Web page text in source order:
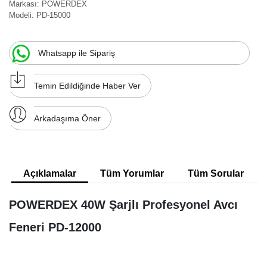
Markası: POWERDEX
Modeli: PD-15000
Whatsapp ile Sipariş
Temin Edildiğinde Haber Ver
Arkadaşıma Öner
Açıklamalar Tüm Yorumlar Tüm Sorular
POWERDEX 40W Şarjlı Profesyonel Avcı
Feneri PD-12000